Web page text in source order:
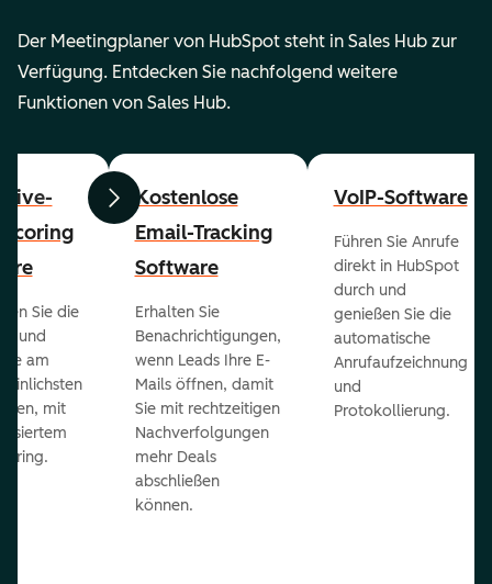
Der Meetingplaner von HubSpot steht in Sales Hub zur
Verfügung. Entdecken Sie nachfolgend weitere
Funktionen von Sales Hub.
ZurückWeiter
Sie die
und
am
mit
Kostenlose
Email-Tracking
Software
Erhalten Sie
Benachrichtigungen,
wenn Leads Ihre E-
Mails öffnen, damit
Sie mit rechtzeitigen
Nachverfolgungen
mehr Deals
abschließen
können.
VoIP-Software
Führen Sie Anrufe
direkt in HubSpot
durch und
genießen Sie die
automatische
Anrufaufzeichnung
und
Protokollierung.